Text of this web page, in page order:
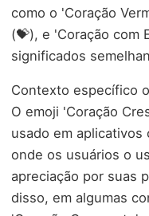
como o 'Coração
(💝), e 'Coração com
significados
Contexto específico
O emoji 'Coração
usado em aplicativos
onde os usuários o
apreciação por suas
disso, em algumas